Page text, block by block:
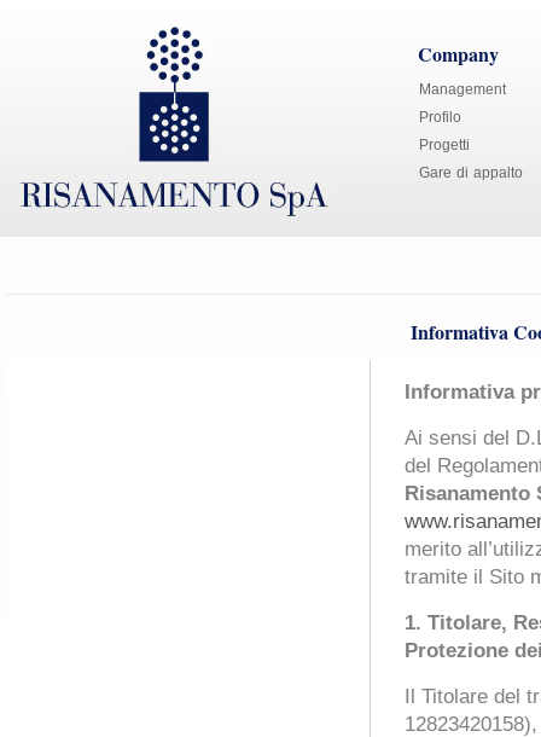
Company
Management
Profilo
Progetti
Gare di appalto
Informativa
Informativa
Ai sensi del
del
Risanamento
merito
tramite il Sito
1. Titolare,
Protezione
Il Titolare del